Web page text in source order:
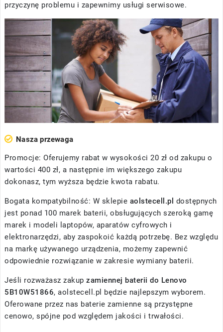
przyczynę problemu i zapewnimy usługi serwisowe.
Nasza przewaga
Promocje: Oferujemy rabat w wysokości 20 zł od zakupu o
wartości 400 zł, a następnie im większego zakupu
dokonasz, tym wyższa będzie kwota rabatu.
Bogata kompatybilność: W sklepie aolstecell.pl dostępnych
jest ponad 100 marek baterii, obsługujących szeroką gamę
marek i modeli laptopów, aparatów cyfrowych i
elektronarzędzi, aby zaspokoić każdą potrzebę. Bez względu
na markę używanego urządzenia, możemy zapewnić
odpowiednie rozwiązanie w zakresie wymiany baterii.
Jeśli rozważasz zakup zamiennej baterii do Lenovo
5B10W51866, aolstecell.pl będzie najlepszym wyborem.
Oferowane przez nas baterie zamienne są przystępne
cenowo, spójne pod względem jakości i trwałości.